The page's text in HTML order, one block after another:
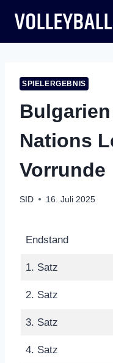
Inhalt
springen
SPIELERGEBNIS
Nations
Vorrunde
SID 16. Juli 2025
Endstand
1. Satz
2. Satz
3. Satz
4. Satz